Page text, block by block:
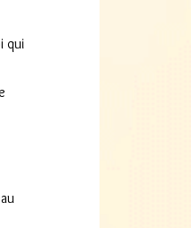
qui